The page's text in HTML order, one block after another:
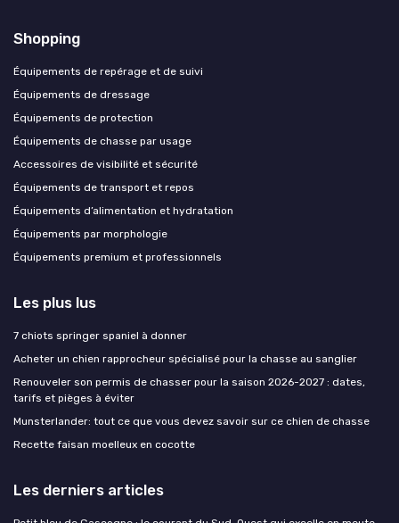
Shopping
Équipements de repérage et de suivi
Équipements de dressage
Équipements de protection
Équipements de chasse par usage
Accessoires de visibilité et sécurité
Équipements de transport et repos
Équipements d’alimentation et hydratation
Équipements par morphologie
Équipements premium et professionnels
Les plus lus
7 chiots springer spaniel à donner
Acheter un chien rapprocheur spécialisé pour la chasse au sanglier
Renouveler son permis de chasser pour la saison 2026-2027 : dates,
tarifs et pièges à éviter
Munsterlander: tout ce que vous devez savoir sur ce chien de chasse
Recette faisan moelleux en cocotte
Les derniers articles